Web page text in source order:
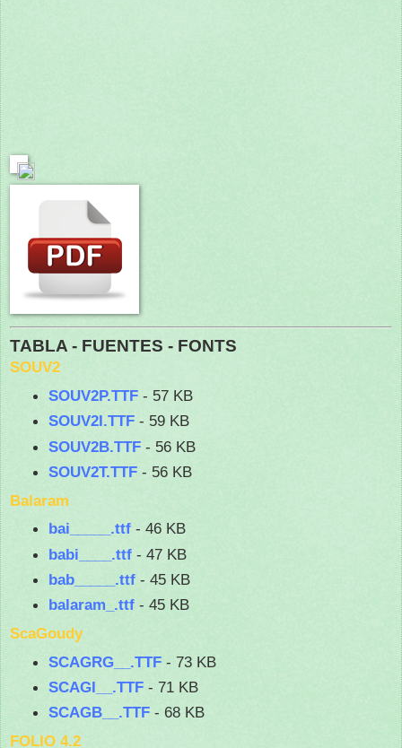
TABLA - FUENTES - FONTS
SOUV2
SOUV2P.TTF - 57 KB
SOUV2I.TTF - 59 KB
SOUV2B.TTF - 56 KB
SOUV2T.TTF - 56 KB
Balaram
bai_____.ttf - 46 KB
babi____.ttf - 47 KB
bab_____.ttf - 45 KB
balaram_.ttf - 45 KB
ScaGoudy
SCAGRG__.TTF - 73 KB
SCAGI__.TTF - 71 KB
SCAGB__.TTF - 68 KB
FOLIO 4.2